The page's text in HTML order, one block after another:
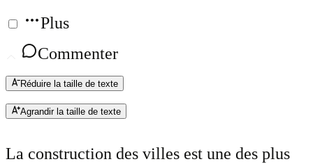
Plus
Commenter
Réduire la taille de texte
Agrandir la taille de texte
La construction des villes est une des plus